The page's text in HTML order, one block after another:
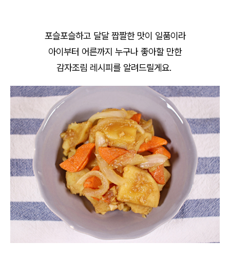
포슬포슬하고 달달 짭짤한 맛이 일품이라
아이부터 어른까지 누구나 좋아할 만한
감자조림 레시피를 알려드릴게요.